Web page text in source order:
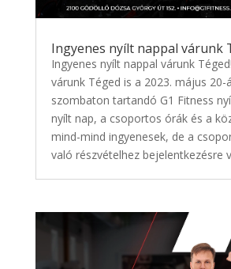
Ingyenes nyílt nappal várunk
Ingyenes nyílt nappal várunk
várunk Téged is a 2023. május 20-
szombaton tartandó G1 Fitness
nyílt nap, a csoportos órák és a
mind-mind ingyenesek, de a
való részvételhez bejelentkezésre